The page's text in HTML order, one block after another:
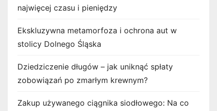
najwięcej czasu i pieniędzy
Ekskluzywna metamorfoza i ochrona aut w
stolicy Dolnego Śląska
Dziedziczenie długów – jak uniknąć spłaty
zobowiązań po zmarłym krewnym?
Zakup używanego ciągnika siodłowego: Na co